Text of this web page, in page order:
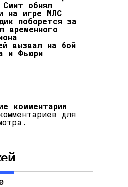
С
Смит обнял
на игре МЛС
поборется за
временного
вызвал на бой
и Фьюри
комментарии
для